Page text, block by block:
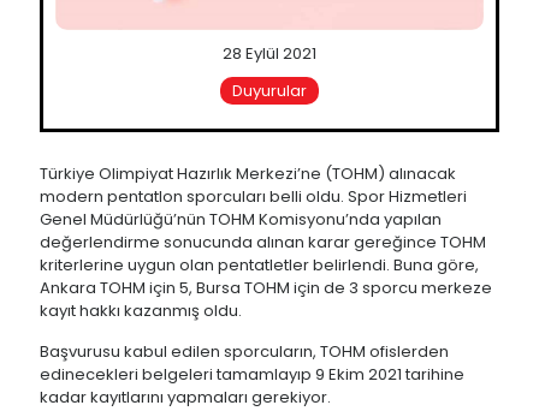
28 Eylül 2021
Duyurular
Türkiye Olimpiyat Hazırlık Merkezi’ne (TOHM) alınacak
modern pentatlon sporcuları belli oldu. Spor Hizmetleri
Genel Müdürlüğü’nün TOHM Komisyonu’nda yapılan
değerlendirme sonucunda alınan karar gereğince TOHM
kriterlerine uygun olan pentatletler belirlendi. Buna göre,
Ankara TOHM için 5, Bursa TOHM için de 3 sporcu merkeze
kayıt hakkı kazanmış oldu.
Başvurusu kabul edilen sporcuların, TOHM ofislerden
edinecekleri belgeleri tamamlayıp 9 Ekim 2021 tarihine
kadar kayıtlarını yapmaları gerekiyor.